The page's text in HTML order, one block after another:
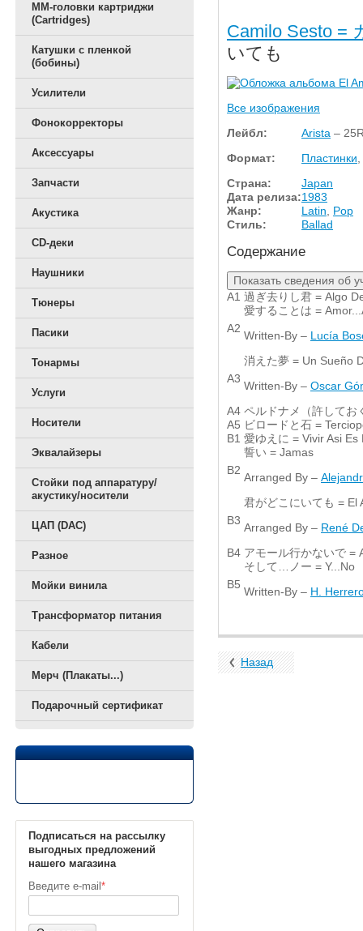
ММ-головки картриджи
(Cartridges)
Катушки с пленкой
(бобины)
Усилители
Фонокорректоры
Аксессуары
Запчасти
Акустика
CD-деки
Наушники
Тюнеры
Пасики
Тонармы
Услуги
Носители
Эквалайзеры
Стойки под аппаратуру/
акустику/носители
ЦАП (DAC)
Разное
Мойки винила
Трансформатор питания
Кабели
Мерч (Плакаты...)
Подарочный сертификат
Подписаться на рассылку
выгодных предложений
нашего магазина
Введите e-mail *
Camilo Sesto =
いても
Все изображения
Лейбл:
Arista –
Формат:
Пластинки
Страна:
Japan
Дата релиза:1983
Жанр:
Latin
Pop
Стиль:
Ballad
Содержание
Показать сведения об
A1 過ぎ去りし君 = Algo
A2
愛することは =
Written-By – Lucía
A3
消えた夢 = Un Sueño
Written-By – Oscar
A4 ペルドナメ（許してお
A5 ビロードと石 =
B1 愛ゆえに = Vivir Asi Es
B2
誓い = Jamas
Arranged By –
B3
君がどこにいても = El
Arranged By – René
B4 アモール行かないで =
B5
そして…ノー = Y...No
Written-By – H.
Назад